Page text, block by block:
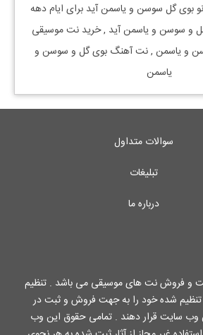
بوی گل سوسن و یاسمن آید برای ایام دهه
و سوسن و یاسمن آید , خرید نت موسیقی
و یاسمن , نت آهنگ بوی گل و سوسن و
یاسمن
سوالات متداول
تبلیغات
درباره ما
و فروش نت های موسیقی می باشد . تنظیم
تنظیم شده خود را به جهت فروش و ثبت در
وب سایت قرار دهند . تمامی حقوق این وب